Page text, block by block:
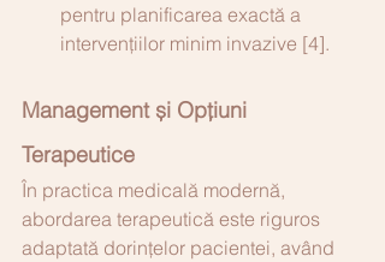
pentru planificarea exactă a
intervențiilor minim invazive [4].
Management și Opțiuni
Terapeutice
În practica medicală modernă,
abordarea terapeutică este riguros
adaptată dorințelor pacientei, având